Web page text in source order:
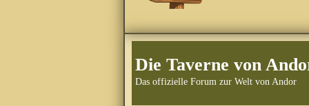
Die Taverne von
Das offizielle Forum zur Welt von Andor